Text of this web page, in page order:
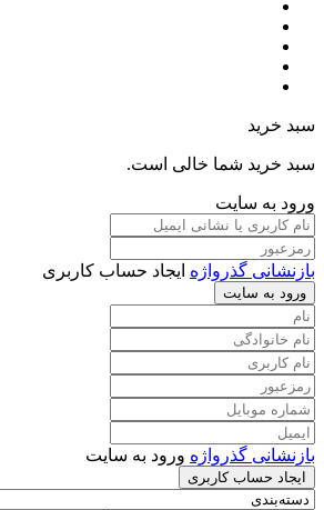
سبد خرید
سبد خرید شما خالی است.
ورود به سایت
بازنشانی گذرواژه ایجاد حساب کاربری
ورود به سایت
بازنشانی گذرواژه ورود به سایت
ایجاد حساب کاربری